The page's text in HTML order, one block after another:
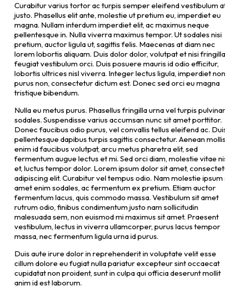
Curabitur varius tortor ac turpis semper eleifend vestibulum at
justo. Phasellus elit ante, molestie ut pretium eu, imperdiet eu
magna. Nullam interdum imperdiet elit, ac maximus neque
pellentesque in. Nulla viverra maximus tempor. Ut sodales nisi
pretium, auctor ligula ut, sagittis felis. Maecenas at diam nec
lorem lobortis aliquam. Duis dolor dolor, volutpat et nisi fringilla,
feugiat vestibulum orci. Duis posuere mauris id odio efficitur,
lobortis ultrices nisl viverra. Integer lectus ligula, imperdiet non
purus non, consectetur dictum est. Donec sed orci eu magna
tristique bibendum.
Nulla eu metus purus. Phasellus fringilla urna vel turpis pulvinar
sodales. Suspendisse varius accumsan nunc sit amet porttitor.
Donec faucibus odio purus, vel convallis tellus eleifend ac. Duis
pellentesque dapibus turpis sagittis consectetur. Aenean mollis,
enim id faucibus volutpat, arcu metus pharetra elit, sed
fermentum augue lectus et mi. Sed orci diam, molestie vitae nisl
et, luctus tempor dolor. Lorem ipsum dolor sit amet,
adipiscing elit. Curabitur vel tempus odio. Nam molestie ipsum
amet enim sodales, ac fermentum ex pretium. Etiam auctor
fermentum lacus, quis commodo massa. Vestibulum sit amet
rutrum odio, finibus condimentum justo nam sollicitudin
malesuada sem, non euismod mi maximus sit amet. Praesent
vestibulum, lectus in viverra ullamcorper, purus lacus tempor
massa, nec fermentum ligula urna id purus.
Duis aute irure dolor in reprehenderit in voluptate velit esse
cillum dolore eu fugiat nulla pariatur excepteur sint occaecat
cupidatat non proident, sunt in culpa qui officia deserunt mollit
anim id est laborum.